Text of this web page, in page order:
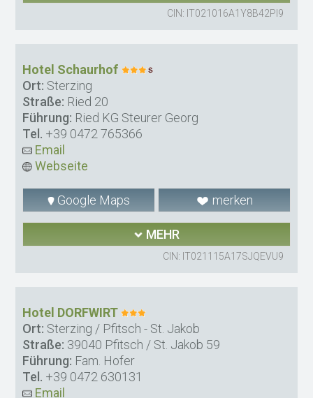
CIN: IT021016A1Y8B42PI9
Hotel Schaurhof
Ort: Sterzing
Straße: Ried 20
Führung: Ried KG Steurer Georg
Tel. +39 0472 765366
Email
Webseite
Google Maps merken
MEHR
CIN: IT021115A17SJQEVU9
Hotel DORFWIRT
Ort: Sterzing / Pfitsch - St. Jakob
Straße: 39040 Pfitsch / St. Jakob 59
Führung: Fam. Hofer
Tel. +39 0472 630131
Email